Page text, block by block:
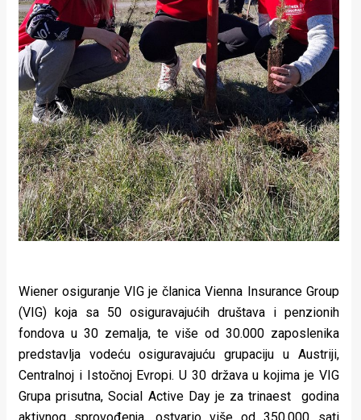
Wiener osiguranje VIG je članica Vienna Insurance Group
(VIG) koja sa 50 osiguravajućih društava i penzionih
fondova u 30 zemalja, te više od 30.000 zaposlenika
predstavlja vodeću osiguravajuću grupaciju u Austriji,
Centralnoj i Istočnoj Evropi. U 30 država u kojima je VIG
Grupa prisutna, Social Active Day je za trinaest godina